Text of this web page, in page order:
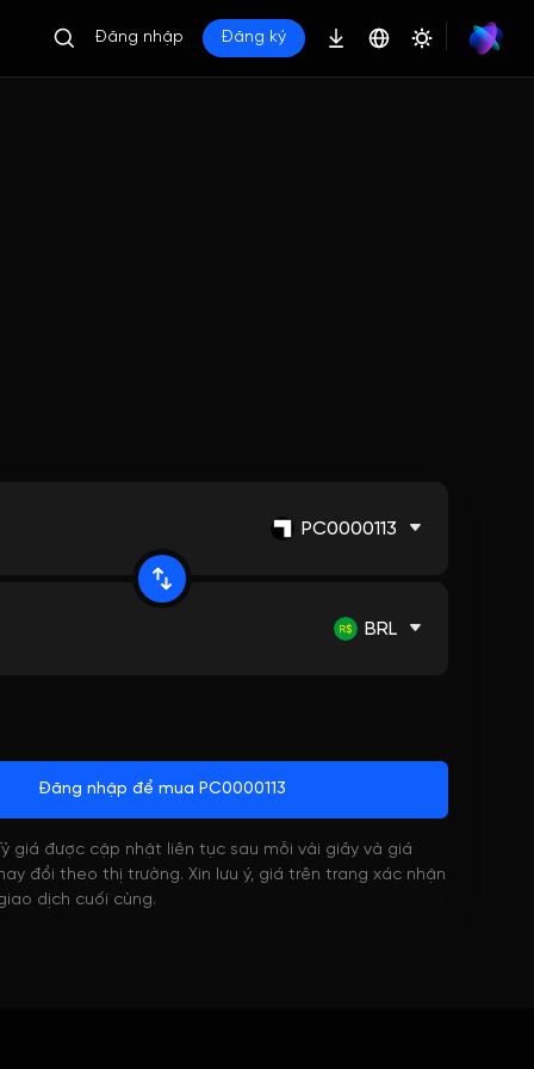
Đăng nhập Đăng ký
PC0000113
BRL
Đăng nhập để mua PC0000113
giá được cập nhật liên tục sau mỗi vài giây và giá
đổi theo thị trường. Xin lưu ý, giá trên trang xác nhận
dịch cuối cùng.